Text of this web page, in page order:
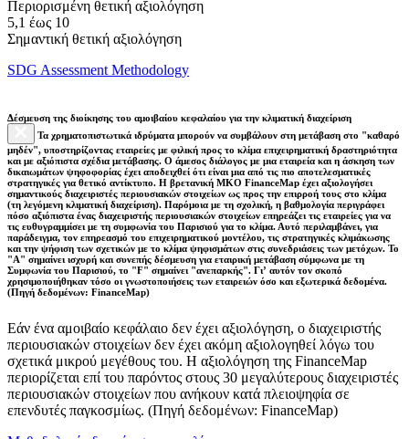
Περιορισμένη θετική αξιολόγηση
5,1 έως 10
Σημαντική θετική αξιολόγηση
SDG Assessment Methodology
Δέσμευση της διοίκησης του αμοιβαίου κεφαλαίου για την κλιματική διαχείριση
Τα χρηματοπιστωτικά ιδρύματα μπορούν να συμβάλουν στη μετάβαση στο "καθαρό
μηδέν", υποστηρίζοντας εταιρείες με φιλική προς το κλίμα επιχειρηματική δραστηριότητα
και με αξιόπιστα σχέδια μετάβασης. Ο άμεσος διάλογος με μια εταιρεία και η άσκηση των
δικαιωμάτων ψηφοφορίας έχει αποδειχθεί ότι είναι μια από τις πιο αποτελεσματικές
στρατηγικές για θετικό αντίκτυπο. Η βρετανική ΜΚΟ FinanceMap έχει αξιολογήσει
σημαντικούς διαχειριστές περιουσιακών στοιχείων ως προς την επιρροή τους στο κλίμα
(τη λεγόμενη κλιματική διαχείριση). Παρόμοια με τη σχολική, η βαθμολογία περιγράφει
πόσο αξιόπιστα ένας διαχειριστής περιουσιακών στοιχείων επηρεάζει τις εταιρείες για να
τις ευθυγραμμίσει με τη συμφωνία του Παρισιού για το κλίμα. Αυτό περιλαμβάνει, για
παράδειγμα, τον επηρεασμό του επιχειρηματικού μοντέλου, τις στρατηγικές κλιμάκωσης
και την ψήφιση των σχετικών με το κλίμα ψηφισμάτων στις συνεδριάσεις των μετόχων. Το
"Α" σημαίνει ισχυρή και συνεπής δέσμευση για εταιρική μετάβαση σύμφωνα με τη
Συμφωνία του Παρισιού, το "F" σημαίνει "ανεπαρκής". Γι’ αυτόν τον σκοπό
χρησιμοποιήθηκαν τόσο οι γνωστοποιήσεις των εταιρειών όσο και εξωτερικά δεδομένα.
(Πηγή δεδομένων: FinanceMap)
Εάν ένα αμοιβαίο κεφάλαιο δεν έχει αξιολόγηση, ο διαχειριστής
περιουσιακών στοιχείων δεν έχει ακόμη αξιολογηθεί λόγω του
σχετικά μικρού μεγέθους του. Η αξιολόγηση της FinanceMap
περιορίζεται επί του παρόντος στους 30 μεγαλύτερους διαχειριστές
περιουσιακών στοιχείων που ανήκουν κατά πλειοψηφία σε
επενδυτές παγκοσμίως. (Πηγή δεδομένων: FinanceMap)